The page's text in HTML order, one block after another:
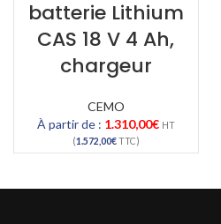
batterie Lithium
CAS 18 V 4 Ah,
chargeur
CEMO
À partir de : 1.310,00€ HT
(1.572,00€TTC)